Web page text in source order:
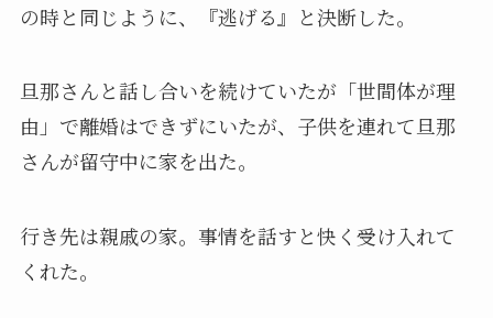
の時と同じように、『逃げる』と決断した。
旦那さんと話し合いを続けていたが「世間体が理
由」で離婚はできずにいたが、子供を連れて旦那
さんが留守中に家を出た。
行き先は親戚の家。事情を話すと快く受け入れて
くれた。